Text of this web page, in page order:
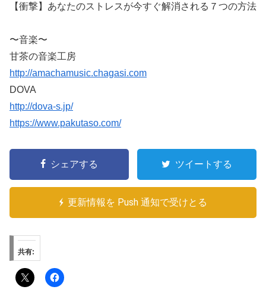
【衝撃】あなたのストレスが今すぐ解消される７つの方法
〜音楽〜
甘茶の音楽工房
http://amachamusic.chagasi.com
DOVA
http://dova-s.jp/
https://www.pakutaso.com/
シェアする ツイートする
更新情報を Push 通知で受けとる
共有: